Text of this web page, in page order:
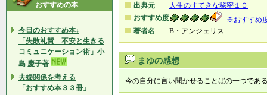
おすすめの本
今日のおすすめ本↓
「失敗礼賛 不安と生きる
コミュニケーション術」小
島 慶子著
夫婦関係を考える
「おすすめ本３３冊」
出典元
人生のすてきな秘密１０
おすすめ度
※おすすめ
著者名
B・アンジェリス
まゆの感想
今の自分に言い聞かせることばの一つであ